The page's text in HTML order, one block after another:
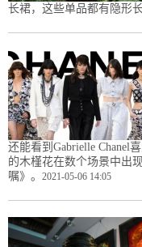
长裙，这些单品都有隐形
还能看到Gabrielle Chanel
的木槿花在数个场景中出
嘱》。 2021-05-06 14:05